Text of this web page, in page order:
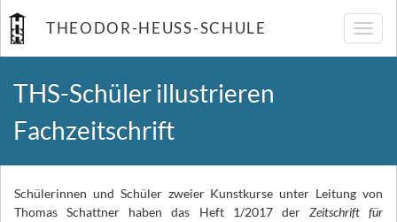
THEODOR-HEUSS-SCHULE
THS-Schüler illustrieren
Fachzeitschrift
Schülerinnen und Schüler zweier Kunstkurse unter Leitung von
Thomas Schattner haben das Heft 1/2017 der Zeitschrift für